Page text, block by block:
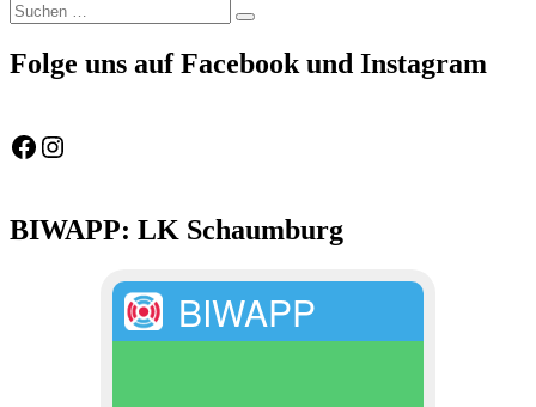
Suchen
nach:
Suchen
Folge uns auf Facebook und Instagram
Feuerwehr Gemeinde Wölpinghausen
fw_gemeinde_woelpinghausen
BIWAPP: LK Schaumburg
BIWAPP